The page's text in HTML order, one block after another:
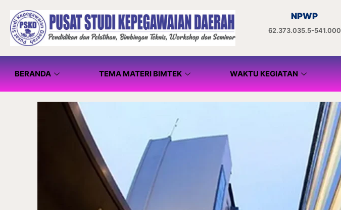
NPWP
62.373.035.5-541.000
BERANDA TEMA MATERI BIMTEK WAKTU KEGIATAN